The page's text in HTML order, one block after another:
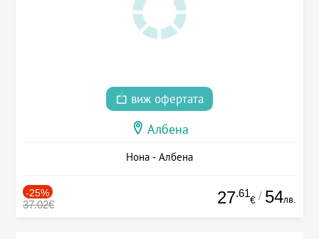
виж офертата
Албена
Нона - Албена
-25%
37.02€ 27.61
€ / 54лв.